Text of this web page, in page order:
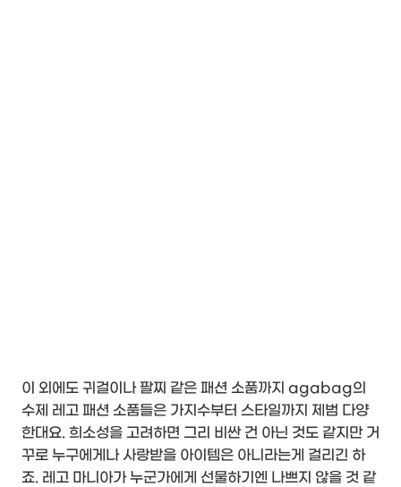
이 외에도 귀걸이나 팔찌 같은 패션 소품까지 agabag의
수제 레고 패션 소품들은 가지수부터 스타일까지 제범 다양
한대요. 희소성을 고려하면 그리 비싼 건 아닌 것도 같지만 거
꾸로 누구에게나 사랑받을 아이템은 아니라는게 걸리긴 하
죠. 레고 마니아가 누군가에게 선물하기엔 나쁘지 않을 것 같